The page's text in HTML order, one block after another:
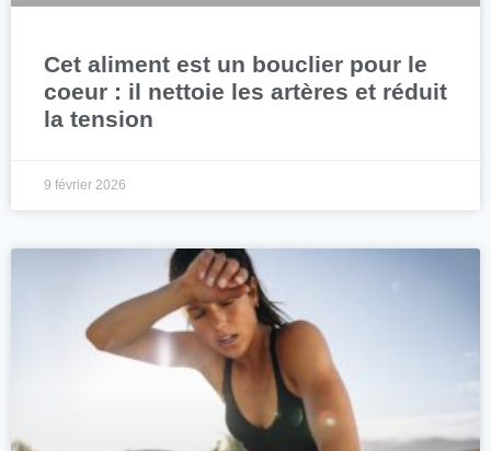
Cet aliment est un bouclier pour le
coeur : il nettoie les artères et réduit
la tension
9 février 2026